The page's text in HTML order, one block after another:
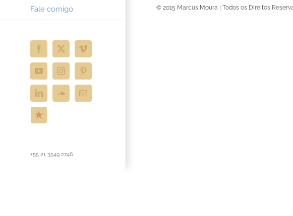
Fale comigo
Facebook
X Vimeo
YouTubeInstagramPinterest
LinkedInSoundCloud
E-
mail
ReverbNation
+55 21 3549 2746
© 2015 Marcus Moura | Todos os Direitos